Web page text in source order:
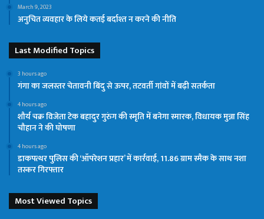
March 9, 2023
अनुचित व्यवहार के लिये कतई बर्दाश्त न करने की नीति
Last Modified Topics
3 hours ago
गंगा का जलस्तर चेतावनी बिंदु से ऊपर, तटवर्ती गांवों में बढ़ी सतर्कता
4 hours ago
शौर्य चक्र विजेता टेक बहादुर गुरुंग की स्मृति में बनेगा स्मारक, विधायक मुन्ना सिंह
चौहान ने की घोषणा
4 hours ago
डाकपत्थर पुलिस की ‘ऑपरेशन प्रहार’ में कार्रवाई, 11.86 ग्राम स्मैक के साथ नशा
तस्कर गिरफ्तार
Most Viewed Topics